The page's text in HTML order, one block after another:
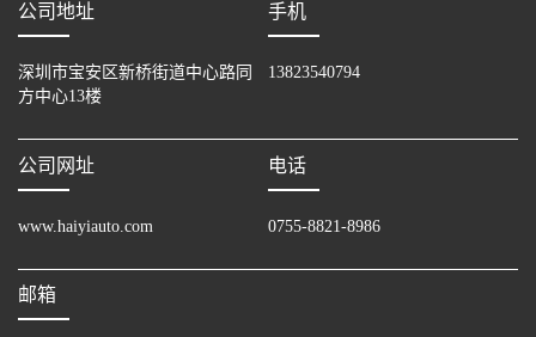
公司地址
深圳市宝安区新桥街道中心路同
方中心13楼
手机
13823540794
公司网址
www.haiyiauto.com
电话
0755-8821-8986
邮箱